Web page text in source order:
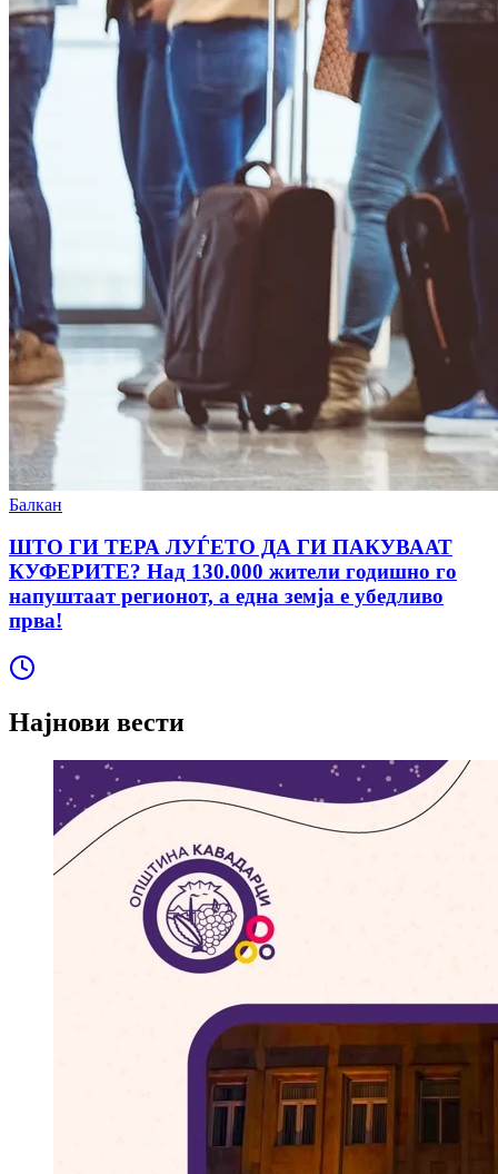
Балкан
ШТО ГИ ТЕРА ЛУЃЕТО ДА ГИ ПАКУВААТ
КУФЕРИТЕ? Над 130.000 жители годишно го
напуштаат регионот, а една земја е убедливо
прва!
Најнови вести